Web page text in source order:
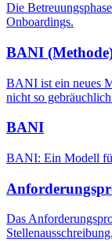
Die
Onboardings.
BANI
BANI ist ein neues
nicht so
BANI
BANI: Ein Modell
Das
Stellenausschreibung.